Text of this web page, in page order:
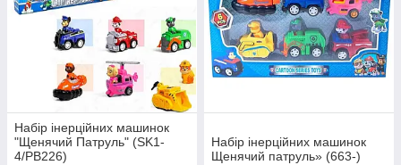
Набір інерційних машинок
"Щенячий Патруль" (SK1-
4/PB226)
Набір інерційних машинок
Щенячий патруль» (663-)